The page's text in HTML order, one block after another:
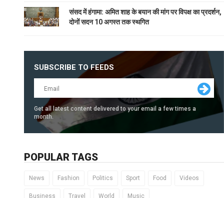
संसद में हंगामा: अमित शाह के बयान की मांग पर विपक्ष का प्रदर्शन,
दोनों सदन 10 अगस्त तक स्थगित
SUBSCRIBE TO FEEDS
Get all latest content delivered to your email a few times a
month.
POPULAR TAGS
News Fashion Politics Sport Food Videos
Business Travel World Music